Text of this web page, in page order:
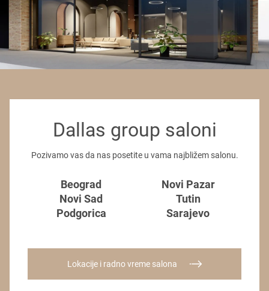
Dallas group saloni
Pozivamo vas da nas posetite u vama najbližem salonu.
Beograd
Novi Sad
Podgorica
Novi Pazar
Tutin
Sarajevo
Lokacije i radno vreme salona